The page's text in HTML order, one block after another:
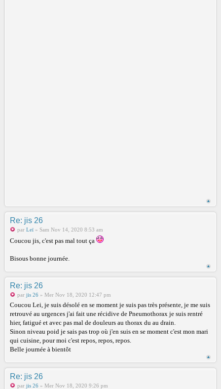
Re: jis 26
par Leï » Sam Nov 14, 2020 8:53 am
Coucou jis, c'est pas mal tout ça
Bisous bonne journée.
Re: jis 26
par jis 26 » Mer Nov 18, 2020 12:47 pm
Coucou Lei, je suis désolé en se moment je suis pas très présente, je me suis
retrouvé au urgences j'ai fait une récidive de Pneumothorax je suis rentré
hier, fatigué et avec pas mal de douleurs au thorax du au drain.
Sinon niveau poid je sais pas trop où j'en suis en se moment c'est mon mari
qui cuisine, pour moi c'est repos, repos, repos.
Belle journée à bientôt
Re: jis 26
par jis 26 » Mer Nov 18, 2020 9:26 pm